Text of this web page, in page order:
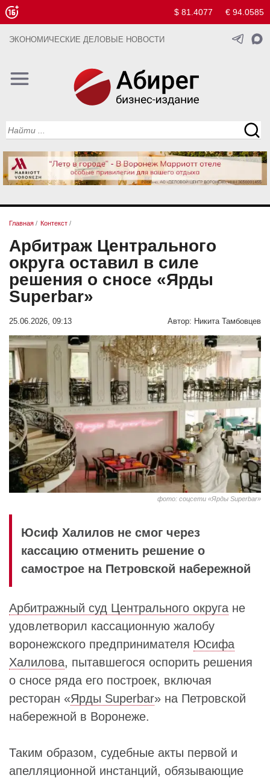
$ 81.4077 € 94.0585
ЭКОНОМИЧЕСКИЕ ДЕЛОВЫЕ НОВОСТИ
Главная / Контекст /
Арбитраж Центрального
округа оставил в силе
решения о сносе «Ярды
Superbar»
25.06.2026, 09:13 Автор: Никита Тамбовцев
фото: соцсети «Ярды Superbar»
Юсиф Халилов не смог через
кассацию отменить решение о
самострое на Петровской набережной
Арбитражный суд Центрального округа не
удовлетворил кассационную жалобу
воронежского предпринимателя Юсифа
Халилова, пытавшегося оспорить решения
о сносе ряда его построек, включая
ресторан «Ярды Superbar» на Петровской
набережной в Воронеже.
Таким образом, судебные акты первой и
апелляционной инстанций, обязывающие